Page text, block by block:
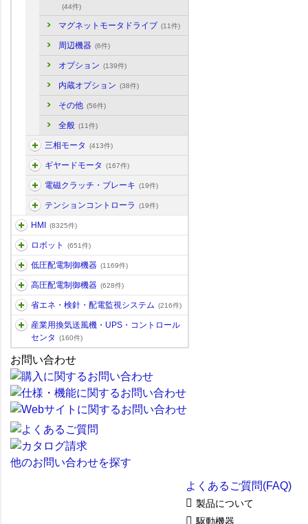
(44件)
マグネットモータドライブ (11件)
周辺機器 (6件)
オプション (139件)
内蔵オプション (38件)
その他 (56件)
全般 (11件)
三相モータ (413件)
ギヤードモータ (167件)
電磁クラッチ・ブレーキ (19件)
テンションコントローラ (19件)
HMI (8325件)
ロボット (651件)
低圧配電制御機器 (1169件)
高圧配電制御機器 (628件)
省エネ・検針・配電監視システム (216件)
産業用換気送風機・UPS・コントロール
センタ
(160件)
お問い合わせ
他のお問い合わせを探す
よくあるご質問(FAQ)
製品について
駆動機器